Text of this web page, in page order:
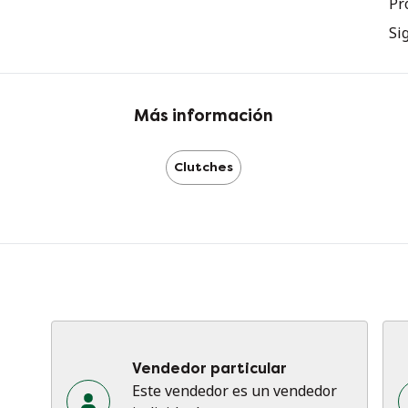
El
Más información
Clutches
Vendedor particular
Este vendedor es un vendedor